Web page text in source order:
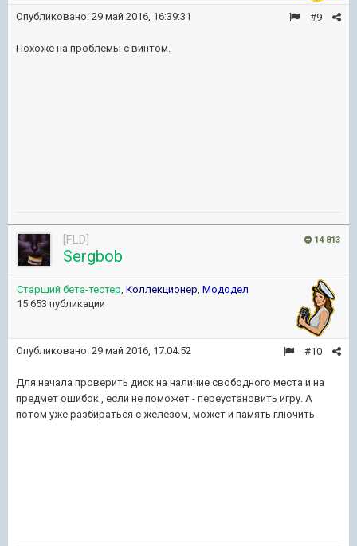
#9
Опубликовано: 29 май 2016, 16:39:31
Похоже на проблемы с винтом.
14 813
[FLD]
Sergbob
Старший бета-тестер, Коллекционер, Мододел
15 653 публикации
#10
Опубликовано: 29 май 2016, 17:04:52
Для начала проверить диск на наличие свободного места и на
предмет ошибок , если не поможет - переустановить игру. А
потом уже разбираться с железом, может и память глючить.